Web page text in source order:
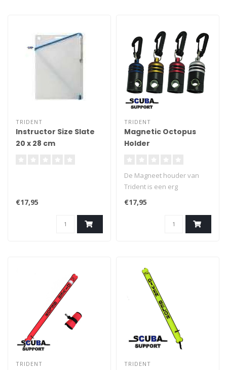
TRIDENT
Instructor Size Slate
20 x 28 cm
€17,95
TRIDENT
Magnetic Octopus
Holder
De Magneet houder van
Trident is een erg
makkelijke tool om uw
octopus of console op te
hangen. De octopus en
console hangt vast maar is
€17,95
TRIDENT TRIDENT